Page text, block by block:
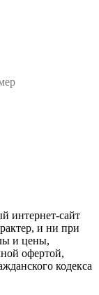
интернет-сайт
и ни при
и цены,
офертой,
кодекса